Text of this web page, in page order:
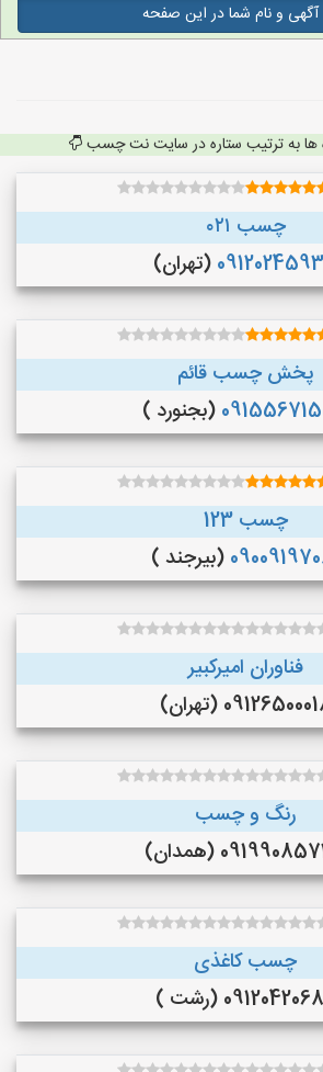
و نام شما در این صفحه
ها به ترتیب ستاره در سایت نت چسب
چسب ۰۲۱
(تهران)
پخش چسب قائم
(بجنورد )
چسب 123
(بیرجند )
فناوران امیرکبیر
(تهران)
رنگ و چسب
(همدان)
چسب کاغذی
(رشت )